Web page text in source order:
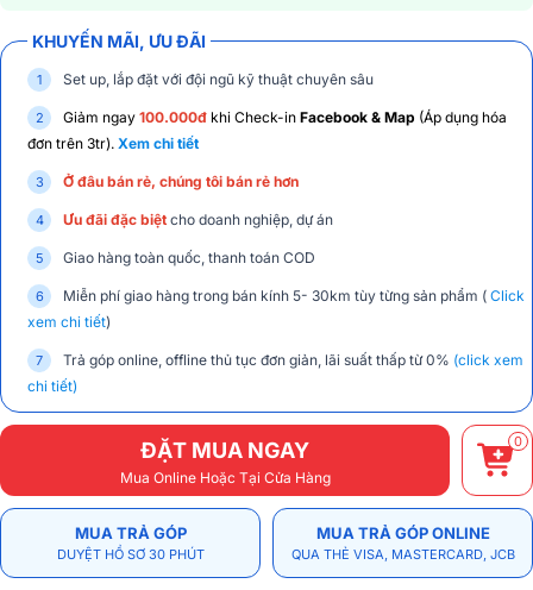
KHUYẾN MÃI, ƯU ĐÃI
Set up, lắp đặt với đội ngũ kỹ thuật chuyên sâu
Giảm ngay 100.000đ khi Check-in Facebook & Map (Áp dụng hóa
đơn trên 3tr). Xem chi tiết
Ở đâu bán rẻ, chúng tôi bán rẻ hơn
Ưu đãi đặc biệt cho doanh nghiệp, dự án
Giao hàng toàn quốc, thanh toán COD
Miễn phí giao hàng trong bán kính 5- 30km tùy từng sản phẩm ( Click
xem chi tiết)
Trả góp online, offline thủ tục đơn giản, lãi suất thấp từ 0% (click xem
chi tiết)
ĐẶT MUA NGAY
Mua Online Hoặc Tại Cửa Hàng
0
MUA TRẢ GÓP
DUYỆT HỒ SƠ 30 PHÚT
MUA TRẢ GÓP ONLINE
QUA THẺ VISA, MASTERCARD, JCB